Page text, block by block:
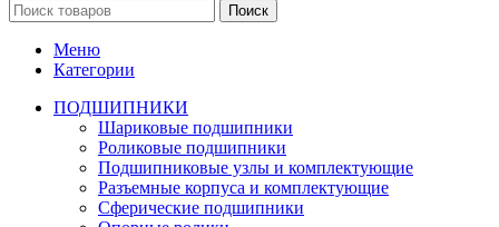
Поиск
Меню
Категории
ПОДШИПНИКИ
Шариковые подшипники
Роликовые подшипники
Подшипниковые узлы и комплектующие
Разъемные корпуса и комплектующие
Сферические подшипники